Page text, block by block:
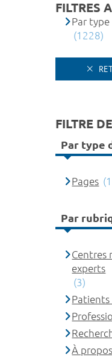
FILTRES
Par
(1228)
FILTRE
Par type
Pages
Par
Centres
experts
(3)
À